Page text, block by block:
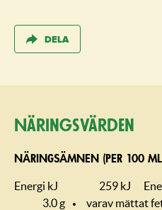
DELA
Näringsvärden
NÄRINGSÄMNEN (PER 100
Energi kJ 259 kJ
3.0 g
varav mättat